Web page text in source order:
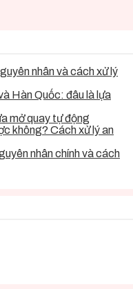
nhân và cách xử lý
Hàn Quốc: đâu là lựa
mở quay tự động
không? Cách xử lý an
nhân chính và cách